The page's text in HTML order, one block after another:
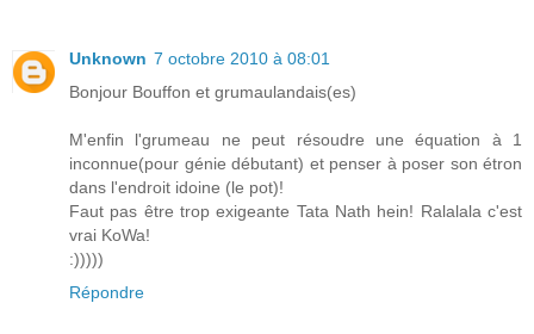
Unknown 7 octobre 2010 à 08:01
Bonjour Bouffon et grumaulandais(es)
M'enfin l'grumeau ne peut résoudre une équation à 1
inconnue(pour génie débutant) et penser à poser son étron
dans l'endroit idoine (le pot)!
Faut pas être trop exigeante Tata Nath hein! Ralalala c'est
vrai KoWa!
:)))))
Répondre